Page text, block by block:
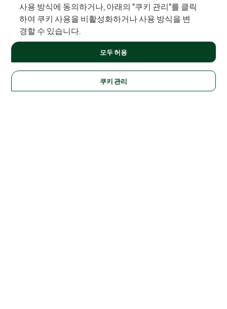
사용 방식에 동의하거나, 아래의 "쿠키 관리"를 클릭
하여 쿠키 사용을 비활성화하거나 사용 방식을 변
경할 수 있습니다.
쿠키 관리
모두 허용